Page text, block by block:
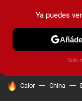
PRUEBAS
HOY SE HABLA DE
Calor China
Ya puedes
Solo